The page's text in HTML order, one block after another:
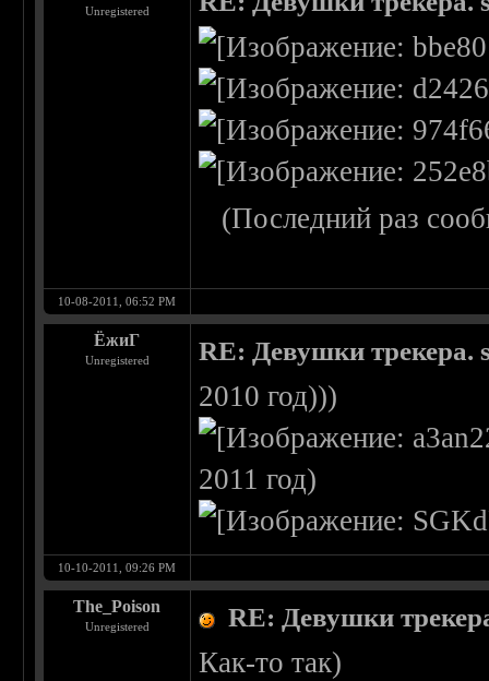
Unregistered
(Последний раз
10-08-2011, 06:52 PM
ЁжиГ
Unregistered RE: Девушки трекера.
2010 год)))
2011 год)
10-10-2011, 09:26 PM
The_Poison
Unregistered RE: Девушки
Как-то так)